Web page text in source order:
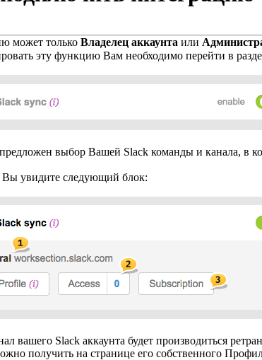
может только Владелец аккаунта или
эту функцию Вам необходимо перейти в
выбор Вашей Slack команды и канала, в
Вы увидите следующий блок:
вашего Slack аккаунта будет производиться
получить на странице его собственного